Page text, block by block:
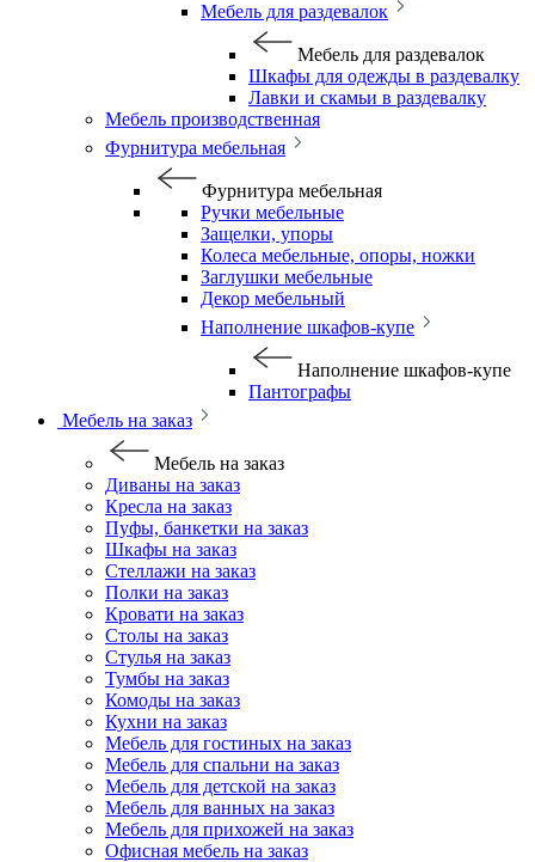
Мебель для раздевалок
Мебель для раздевалок
Шкафы для одежды в раздевалку
Лавки и скамьи в раздевалку
Мебель производственная
Фурнитура мебельная
Фурнитура мебельная
Ручки мебельные
Защелки, упоры
Колеса мебельные, опоры, ножки
Заглушки мебельные
Декор мебельный
Наполнение шкафов-купе
Наполнение шкафов-купе
Пантографы
Мебель на заказ
Мебель на заказ
Диваны на заказ
Кресла на заказ
Пуфы, банкетки на заказ
Шкафы на заказ
Стеллажи на заказ
Полки на заказ
Кровати на заказ
Столы на заказ
Стулья на заказ
Тумбы на заказ
Комоды на заказ
Кухни на заказ
Мебель для гостиных на заказ
Мебель для спальни на заказ
Мебель для детской на заказ
Мебель для ванных на заказ
Мебель для прихожей на заказ
Офисная мебель на заказ